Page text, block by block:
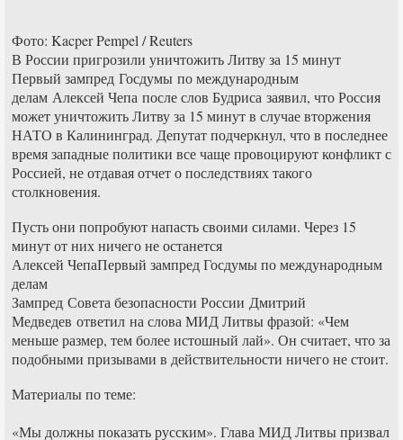
Фото: Kacper Pempel / Reuters
В России пригрозили уничтожить Литву за 15 минут
Первый зампред Госдумы по международным
делам Алексей Чепа после слов Будриса заявил, что Россия
может уничтожить Литву за 15 минут в случае вторжения
НАТО в Калининград. Депутат подчеркнул, что в последнее
время западные политики все чаще провоцируют конфликт с
Россией, не отдавая отчет о последствиях такого
столкновения.
Пусть они попробуют напасть своими силами. Через 15
минут от них ничего не останется
Алексей ЧепаПервый зампред Госдумы по международным
делам
Зампред Совета безопасности России Дмитрий
Медведев ответил на слова МИД Литвы фразой: «Чем
меньше размер, тем более истошный лай». Он считает, что за
подобными призывами в действительности ничего не стоит.
Материалы по теме:
«Мы должны показать русским». Глава МИД Литвы призвал